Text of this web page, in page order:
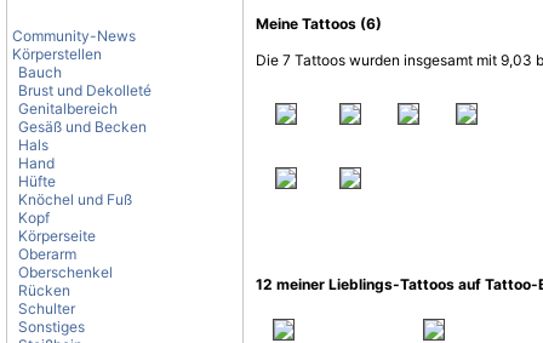
Community-News
Körperstellen
Bauch
Brust und Dekolleté
Genitalbereich
Gesäß und Becken
Hals
Hand
Hüfte
Knöchel und Fuß
Kopf
Körperseite
Oberarm
Oberschenkel
Rücken
Schulter
Sonstiges
Meine Tattoos (6)
Die 7 Tattoos wurden insgesamt mit 9,03
12 meiner Lieblings-Tattoos auf